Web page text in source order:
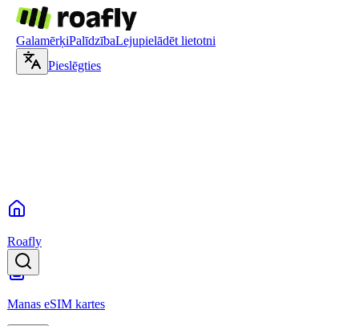
GalamērķiPalīdzībaLejupielādēt lietotni
Pieslēgties
Roafly
Manas eSIM kartes